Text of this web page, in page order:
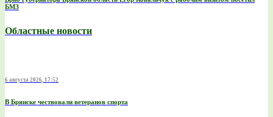
БМЗ
Областные новости
6 августа 2026, 17:52
В Брянске чествовали ветеранов спорта